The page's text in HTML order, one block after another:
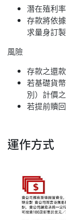
潛在殖利
存款將依
求量身訂製
風險
存款之還
若基礎貨
別）計價
若提前贖
運作方式